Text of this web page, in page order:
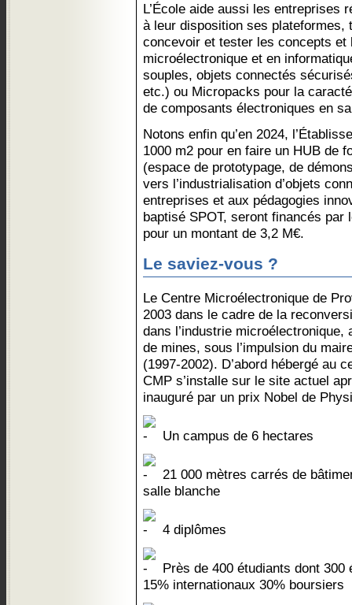
L’École aide aussi les entreprises
à leur disposition ses plateformes,
concevoir et tester les concepts et
microélectronique et en
souples, objets connectés
etc.) ou Micropacks pour la
de composants électroniques en
Notons enfin qu’en 2024,
1000 m2 pour en faire un HUB de
(espace de prototypage, de
vers l’industrialisation d’objets
entreprises et aux pédagogies
baptisé SPOT, seront financés par
pour un montant de 3,2 M€.
Le saviez-vous ?
Le Centre Microélectronique de
2003 dans le cadre de la
dans l’industrie
de mines, sous l’impulsion du
(1997-2002). D’abord hébergé au
CMP s’installe sur le site actuel
inauguré par un prix Nobel de
Un campus de 6 hectares
21 000 mètres carrés de
salle blanche
4 diplômes
Près de 400 étudiants dont
15% internationaux 30% boursiers